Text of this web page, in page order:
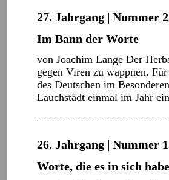
27. Jahrgang | Nummer
Im Bann der Worte
von Joachim Lange Der
gegen Viren zu wappnen.
des Deutschen im
Lauchstädt einmal im Jahr
26. Jahrgang | Nummer
Worte, die es in sich